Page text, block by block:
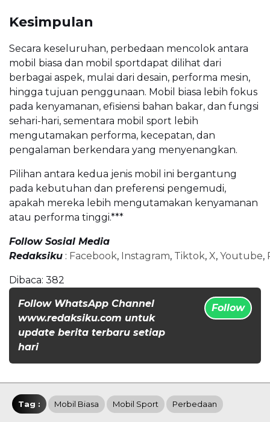
Kesimpulan
Secara keseluruhan, perbedaan mencolok antara
mobil biasa dan mobil sportdapat dilihat dari
berbagai aspek, mulai dari desain, performa mesin,
hingga tujuan penggunaan. Mobil biasa lebih fokus
pada kenyamanan, efisiensi bahan bakar, dan fungsi
sehari-hari, sementara mobil sport lebih
mengutamakan performa, kecepatan, dan
pengalaman berkendara yang menyenangkan.
Pilihan antara kedua jenis mobil ini bergantung
pada kebutuhan dan preferensi pengemudi,
apakah mereka lebih mengutamakan kenyamanan
atau performa tinggi.***
Follow Sosial Media
Redaksiku : Facebook, Instagram, Tiktok, X, Youtube,
Dibaca: 382
Follow WhatsApp Channel
www.redaksiku.com untuk
update berita terbaru setiap
hari
Follow
Tag : Mobil Biasa Mobil Sport Perbedaan